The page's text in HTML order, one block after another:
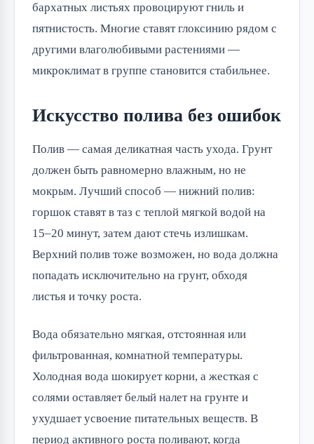
бархатных листьях провоцируют гниль и
пятнистость. Многие ставят глоксинию рядом с
другими влаголюбивыми растениями —
микроклимат в группе становится стабильнее.
Искусство полива без ошибок
Полив — самая деликатная часть ухода. Грунт
должен быть равномерно влажным, но не
мокрым. Лучший способ — нижний полив:
горшок ставят в таз с теплой мягкой водой на
15–20 минут, затем дают стечь излишкам.
Верхний полив тоже возможен, но вода должна
попадать исключительно на грунт, обходя
листья и точку роста.
Вода обязательно мягкая, отстоянная или
фильтрованная, комнатной температуры.
Холодная вода шокирует корни, а жесткая с
солями оставляет белый налет на грунте и
ухудшает усвоение питательных веществ. В
период активного роста поливают, когда